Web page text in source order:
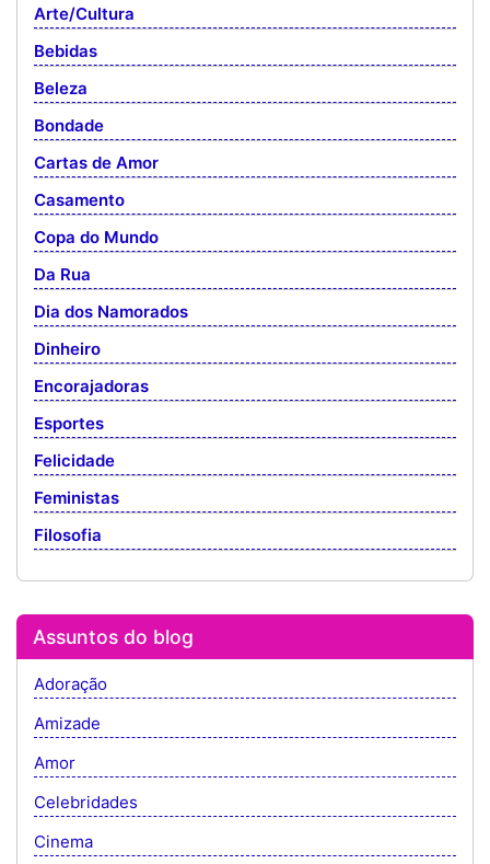
Arte/Cultura
Bebidas
Beleza
Bondade
Cartas de Amor
Casamento
Copa do Mundo
Da Rua
Dia dos Namorados
Dinheiro
Encorajadoras
Esportes
Felicidade
Feministas
Filosofia
Assuntos do blog
Adoração
Amizade
Amor
Celebridades
Cinema